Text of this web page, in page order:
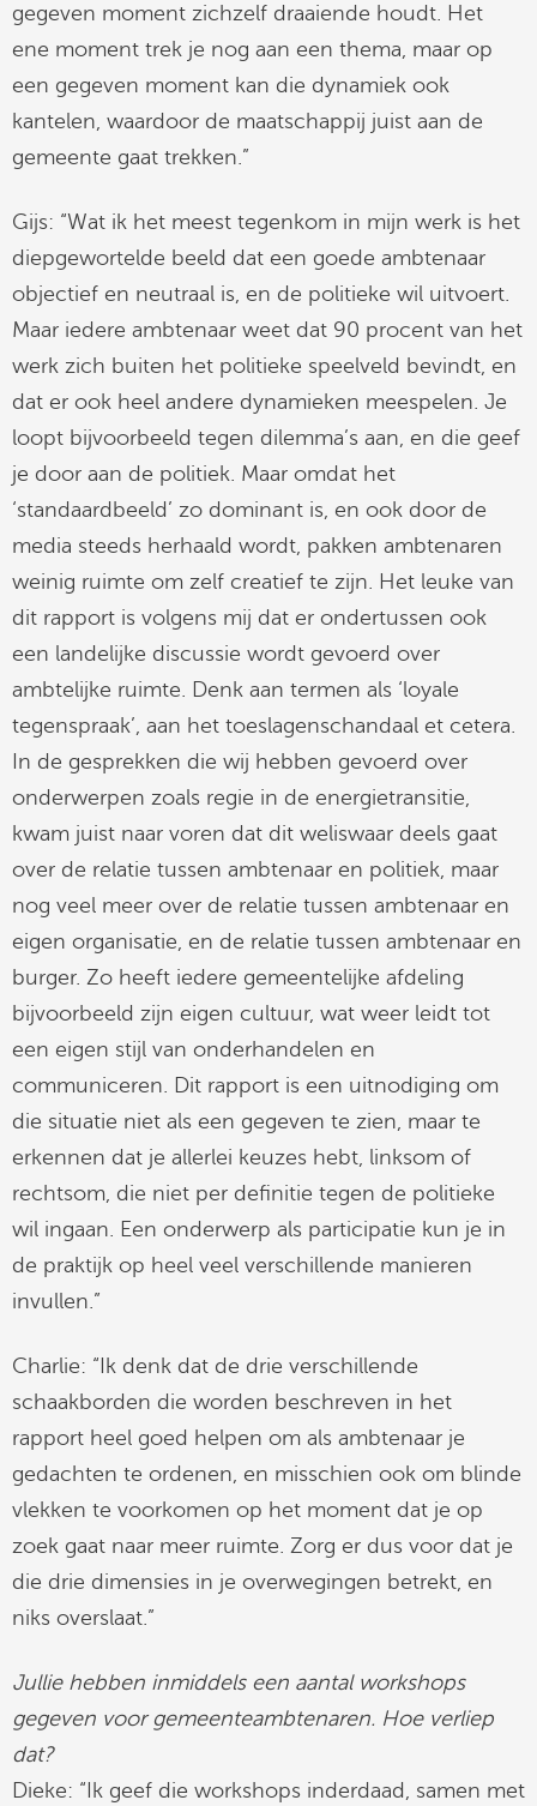
gegeven moment zichzelf draaiende houdt. Het
ene moment trek je nog aan een thema, maar op
een gegeven moment kan die dynamiek ook
kantelen, waardoor de maatschappij juist aan de
gemeente gaat trekken.”
Gijs: “Wat ik het meest tegenkom in mijn werk is het
diepgewortelde beeld dat een goede ambtenaar
objectief en neutraal is, en de politieke wil uitvoert.
Maar iedere ambtenaar weet dat 90 procent van het
werk zich buiten het politieke speelveld bevindt, en
dat er ook heel andere dynamieken meespelen. Je
loopt bijvoorbeeld tegen dilemma’s aan, en die geef
je door aan de politiek. Maar omdat het
‘standaardbeeld’ zo dominant is, en ook door de
media steeds herhaald wordt, pakken ambtenaren
weinig ruimte om zelf creatief te zijn. Het leuke van
dit rapport is volgens mij dat er ondertussen ook
een landelijke discussie wordt gevoerd over
ambtelijke ruimte. Denk aan termen als ‘loyale
tegenspraak’, aan het toeslagenschandaal et cetera.
In de gesprekken die wij hebben gevoerd over
onderwerpen zoals regie in de energietransitie,
kwam juist naar voren dat dit weliswaar deels gaat
over de relatie tussen ambtenaar en politiek, maar
nog veel meer over de relatie tussen ambtenaar en
eigen organisatie, en de relatie tussen ambtenaar en
burger. Zo heeft iedere gemeentelijke afdeling
bijvoorbeeld zijn eigen cultuur, wat weer leidt tot
een eigen stijl van onderhandelen en
communiceren. Dit rapport is een uitnodiging om
die situatie niet als een gegeven te zien, maar te
erkennen dat je allerlei keuzes hebt, linksom of
rechtsom, die niet per definitie tegen de politieke
wil ingaan. Een onderwerp als participatie kun je in
de praktijk op heel veel verschillende manieren
invullen.”
Charlie: “Ik denk dat de drie verschillende
schaakborden die worden beschreven in het
rapport heel goed helpen om als ambtenaar je
gedachten te ordenen, en misschien ook om blinde
vlekken te voorkomen op het moment dat je op
zoek gaat naar meer ruimte. Zorg er dus voor dat je
die drie dimensies in je overwegingen betrekt, en
niks overslaat.”
Jullie hebben inmiddels een aantal workshops
gegeven voor gemeenteambtenaren. Hoe verliep
dat?
Dieke: “Ik geef die workshops inderdaad, samen met